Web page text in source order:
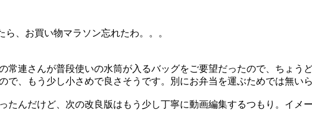
、お買い物マラソン忘れたわ。。。
常連さんが普段使いの水筒が入るバッグをご要望だったので、ちょう
で、もう少し小さめで良さそうです。別にお弁当を運ぶためでは無い
たんだけど、次の改良版はもう少し丁寧に動画編集するつもり。イメ